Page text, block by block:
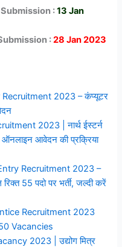
:13 Jan
:28Jan 2023
2023 – कंप्यूटर
2023 | नार्थ ईस्टर्न
ऑनलाइन आवेदन की प्रक्रिया
Recruitment 2023 –
55 पदो पर भर्ती, जल्दी करें
Recruitment 2023
Vacancies
2023 | उद्योग मित्र